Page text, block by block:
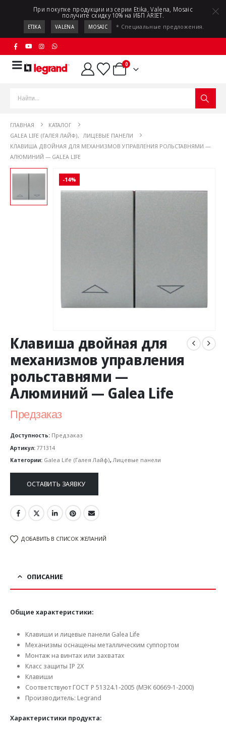
При покупке продукции из серии Etika, Valena, Mosaic
получите скидку 10% на ИБП ARIET.
ETIKA VALENA MOSAIC * Специальные предложения.
0
ГЛАВНАЯ
КАТАЛОГ
GALEA LIFE (ГАЛЕЯ ЛАЙФ), ЛИЦЕВЫЕ ПАНЕЛИ
КЛАВИША ДВОЙНАЯ ДЛЯ МЕХАНИЗМОВ УПРАВЛЕНИЯ РОЛЬСТАВНЯМИ —
АЛЮМИНИЙ — GALEA LIFE
-14%
Клавиша двойная для
механизмов управления
рольставнями —
Алюминий — Galea Life
Предзаказ
Доступность: Предзаказ
Артикул: 771314
Категории: Galea Life (Галея Лайф),Лицевые панели
ОСТАВИТЬ ЗАЯВКУ
ДОБАВИТЬ В СПИСОК ЖЕЛАНИЙ
ОПИСАНИЕ
Общие характеристики:
Клавиши и лицевые панели Galea Life
Механизмы оснащены металлическим суппортом
Монтаж на винтах или захватах
Класс защиты IP 2X
Клавиши
Соответствуют ГОСТ Р 51324.1-2005 (МЭК 60669-1-2000)
Производитель: Legrand
Характеристики продукта: